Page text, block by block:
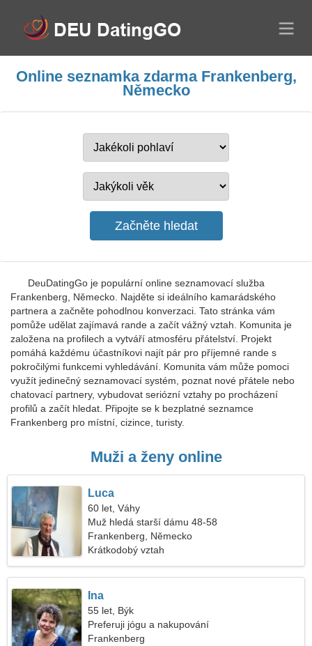
Online seznamka zdarma Frankenberg,
Německo
DeuDatingGo je populární online seznamovací služba
Frankenberg, Německo. Najděte si ideálního kamarádského
partnera a začněte pohodlnou konverzaci. Tato stránka vám
pomůže udělat zajímavá rande a začít vážný vztah. Komunita je
založena na profilech a vytváří atmosféru přátelství. Projekt
pomáhá každému účastníkovi najít pár pro příjemné rande s
pokročilými funkcemi vyhledávání. Komunita vám může pomoci
využít jedinečný seznamovací systém, poznat nové přátele nebo
chatovací partnery, vybudovat seriózní vztahy po procházení
profilů a začít hledat. Připojte se k bezplatné seznamce
Frankenberg pro místní, cizince, turisty.
Muži a ženy online
Luca
60 let, Váhy
Muž hledá starší dámu 48-58
Frankenberg, Německo
Krátkodobý vztah
Ina
55 let, Býk
Preferuji jógu a nakupování
Frankenberg